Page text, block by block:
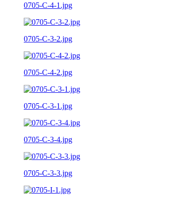
0705-C-4-1.jpg
0705-C-3-2.jpg
0705-C-4-2.jpg
0705-C-3-1.jpg
0705-C-3-4.jpg
0705-C-3-3.jpg